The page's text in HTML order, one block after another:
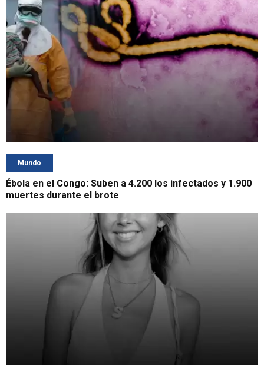
Mundo
Ébola en el Congo: Suben a 4.200 los infectados y 1.900
muertes durante el brote